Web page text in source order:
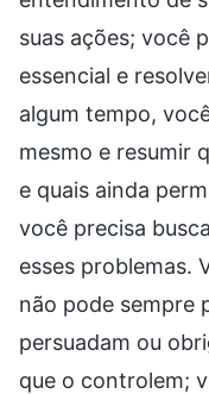
suas ações; você
essencial e
algum tempo,
mesmo e resumir
e quais ainda
você precisa
esses problemas.
não pode sempre
persuadam ou
que o controlem;